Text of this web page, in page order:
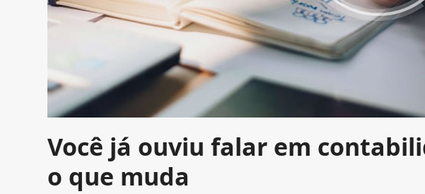
Você já ouviu falar em
o que muda